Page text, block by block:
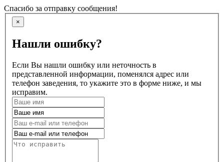
Спасибо за отправку сообщения!
×
Нашли ошибку?
Если Вы нашли ошибку или неточность в
представленной информации, поменялся адрес или
телефон заведения, то укажите это в форме ниже, и мы
исправим.